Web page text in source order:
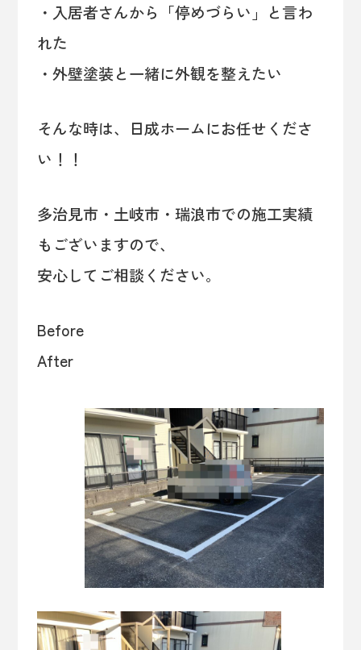
・入居者さんから「停めづらい」と言わ
れた
・外壁塗装と一緒に外観を整えたい
そんな時は、日成ホームにお任せくださ
い！！
多治見市・土岐市・瑞浪市での施工実績
もございますので、
安心してご相談ください。
After